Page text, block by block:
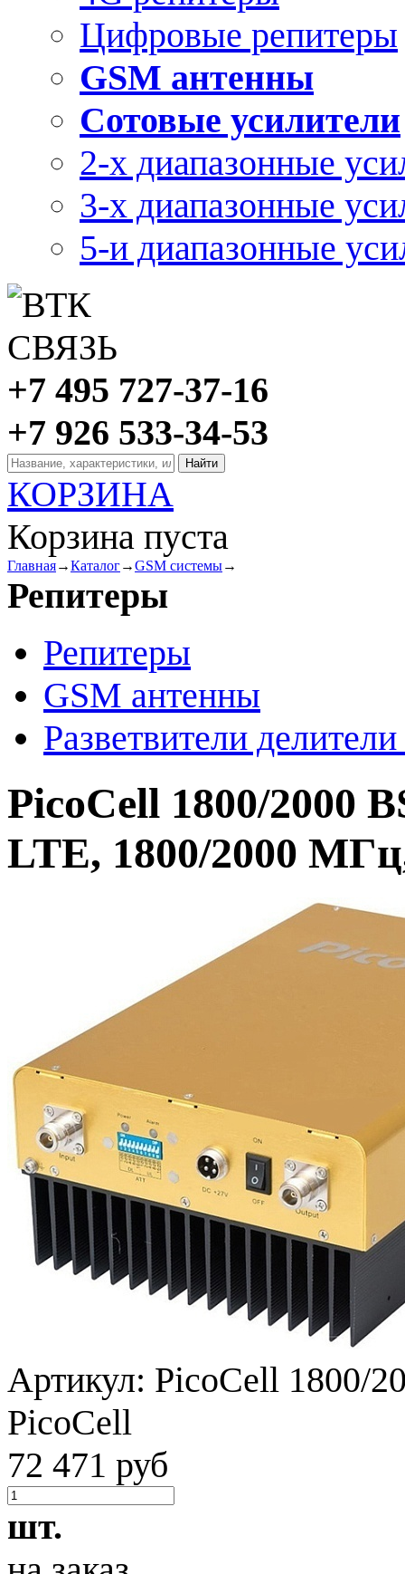
Цифровые репитеры
GSM антенны
Сотовые усилители
2-х диапазонные
3-х диапазонные
5-и диапазонные
+7 495 727-37-16
+7 926 533-34-53
КОРЗИНА
Корзина пуста
Главная→Каталог→GSM системы→
Репитеры
Репитеры
GSM антенны
Разветвители
PicoCell 1800/2000
LTE, 1800/2000
Артикул: PicoCell 1800/
PicoCell
72 471 руб
шт.